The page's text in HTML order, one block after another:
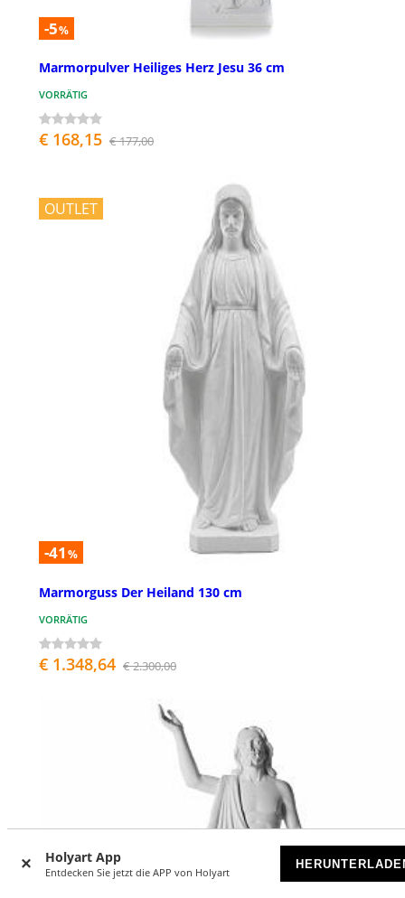
Holyart App
Entdecken Sie jetzt die APP von Holyart
-5%
Marmorpulver Heiliges Herz Jesu 36 cm
VORRÄTIG
€ 168,15 € 177,00
OUTLET
-41 %
Marmorguss Der Heiland 130 cm
VORRÄTIG
€ 1.348,64 € 2.300,00